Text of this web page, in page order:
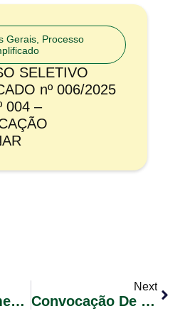
Gerais Processo
SELETIVO
nº 006/2025
004 –
Termo De Fomento Nº01/2024 – Associação De Proteção E Esterilização De Glorinha – APESAG
Next
Convocação De Candidatos Classificados – Concurso Público 01/2023 – Edital Nº 35 (Motorista)